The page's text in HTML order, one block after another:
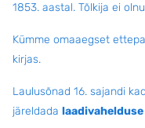
1853. aastal. Tõlkija ei
Kümme omaaegset
kirjas.
Laulusõnad 16. sajandi
järeldada laadivahelduse